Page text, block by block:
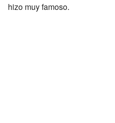
hizo muy famoso.